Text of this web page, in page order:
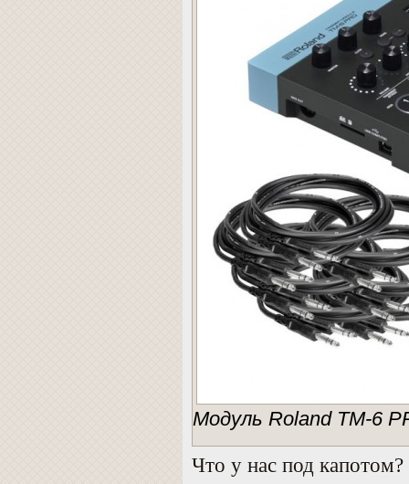
Модуль Roland TM-6
Что у нас под